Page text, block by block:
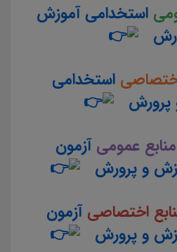
استخدامی آموزش
استخدامی
پرورش
عمومی آزمون
و پرورش
اختصاصی آزمون
و پرورش